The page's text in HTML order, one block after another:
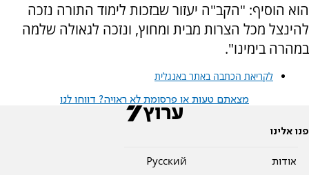
הוא הוסיף: "הקב"ה יעזור שבזכות לימוד התורה נזכה
להינצל מכל הצרות מבית ומחוץ, ונזכה לגאולה שלמה
במהרה בימינו".
לקריאת הכתבה באתר באנגלית
מצאתם טעות או פרסומת לא ראויה? דווחו לנו
פנו אלינו
אודות
Pусский